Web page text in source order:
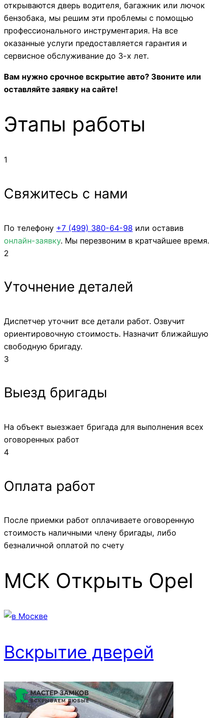
открываются дверь водителя, багажник или лючок
бензобака, мы решим эти проблемы с помощью
профессионального инструментария. На все
оказанные услуги предоставляется гарантия и
сервисное обслуживание до 3-х лет.
Вам нужно срочное вскрытие авто? Звоните или
оставляйте заявку на сайте!
Этапы работы
1
Свяжитесь с нами
По телефону +7 (499) 380-64-98 или оставив
онлайн-заявку. Мы перезвоним в кратчайшее время.
2
Уточнение деталей
Диспетчер уточнит все детали работ. Озвучит
ориентировочную стоимость. Назначит ближайшую
свободную бригаду.
3
Выезд бригады
На объект выезжает бригада для выполнения всех
оговоренных работ
4
Оплата работ
После приемки работ оплачиваете оговоренную
стоимость наличными члену бригады, либо
безналичной оплатой по счету
МСК Открыть Opel
Вскрытие дверей